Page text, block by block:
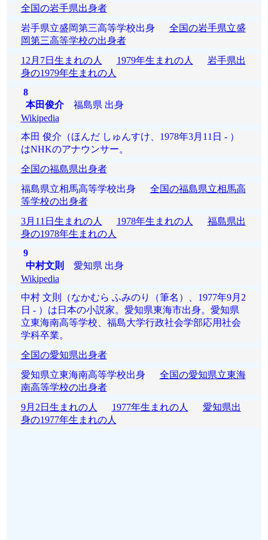
全国の岩手県出身者
岩手県立盛岡第三高等学校出身 全国の岩手県立盛
岡第三高等学校の出身者
12月7日生まれの人
1979年生まれの人
岩手県出
身の1979年生まれの人
8
本田俊介福島県 出身
Wikipedia
本田 俊介（ほんだ しゅんすけ、1978年3月11日 - ）
はNHKのアナウンサー。
全国の福島県出身者
福島県立相馬高等学校出身 全国の福島県立相馬高
等学校の出身者
3月11日生まれの人
1978年生まれの人
福島県出
身の1978年生まれの人
9
中村文則
愛知県 出身
Wikipedia
中村 文則（なかむら ふみのり（筆名）、1977年9月2
日 - ）は日本の小説家。愛知県東海市出身。愛知県
立東海南高等学校、福島大学行政社会学部応用社会
学科卒業。
全国の愛知県出身者
愛知県立東海南高等学校出身 全国の愛知県立東海
南高等学校の出身者
9月2日生まれの人
1977年生まれの人
愛知県出
身の1977年生まれの人